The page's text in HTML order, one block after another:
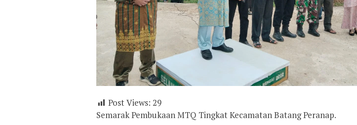
Post Views: 29
Semarak Pembukaan MTQ Tingkat Kecamatan Batang Peranap.